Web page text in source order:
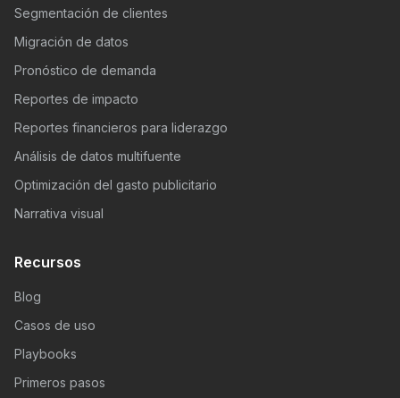
Segmentación de clientes
Migración de datos
Pronóstico de demanda
Reportes de impacto
Reportes financieros para liderazgo
Análisis de datos multifuente
Optimización del gasto publicitario
Narrativa visual
Recursos
Blog
Casos de uso
Playbooks
Primeros pasos